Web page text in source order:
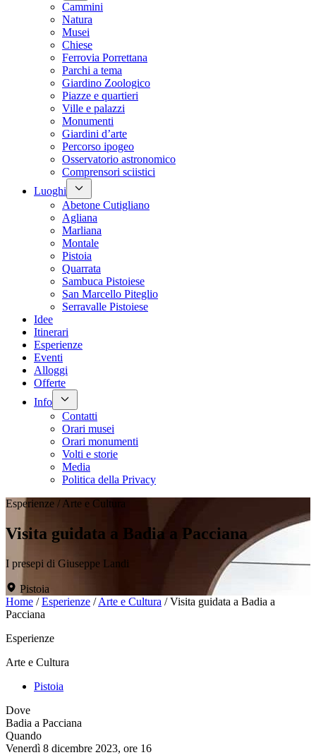
Cammini
Natura
Musei
Chiese
Ferrovia Porrettana
Parchi a tema
Giardino Zoologico
Piazze e quartieri
Ville e palazzi
Monumenti
Giardini d’arte
Percorso ipogeo
Osservatorio astronomico
Comprensori sciistici
Luoghi
Abetone Cutigliano
Agliana
Marliana
Montale
Pistoia
Quarrata
Sambuca Pistoiese
San Marcello Piteglio
Serravalle Pistoiese
Idee
Itinerari
Esperienze
Eventi
Alloggi
Offerte
Info
Contatti
Orari musei
Orari monumenti
Volti e storie
Media
Politica della Privacy
Esperienze / Arte e Cultura
Visita guidata a Badia a Pacciana
I presepi di Giuseppe Landi
Pistoia
Home /Esperienze /Arte e Cultura /Visita guidata a Badia a
Pacciana
Esperienze
Arte e Cultura
Pistoia
Dove
Badia a Pacciana
Quando
Venerdì 8 dicembre 2023, ore 16